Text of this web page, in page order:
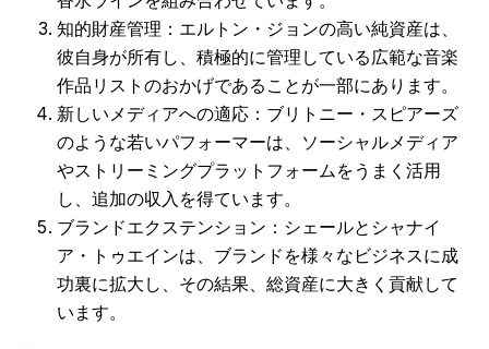
知的財産管理：エルトン・ジョンの高い純資産は、
彼自身が所有し、積極的に管理している広範な音楽
作品リストのおかげであることが一部にあります。
新しいメディアへの適応：ブリトニー・スピアーズ
のような若いパフォーマーは、ソーシャルメディア
やストリーミングプラットフォームをうまく活用
し、追加の収入を得ています。
ブランドエクステンション：シェールとシャナイ
ア・トゥエインは、ブランドを様々なビジネスに成
功裏に拡大し、その結果、総資産に大きく貢献して
います。